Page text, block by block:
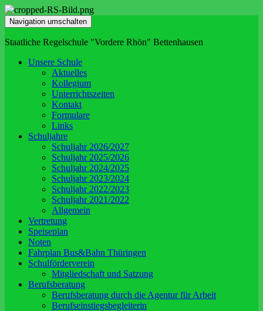
Navigation umschalten
Staatliche Regelschule "Vordere Rhön" Bettenhausen
Unsere Schule
Aktuelles
Kollegium
Unterrichtszeiten
Kontakt
Formulare
Links
Schuljahre
Schuljahr 2026/2027
Schuljahr 2025/2026
Schuljahr 2024/2025
Schuljahr 2023/2024
Schuljahr 2022/2023
Schuljahr 2021/2022
Allgemein
Vertretung
Speiseplan
Noten
Fahrplan Bus&Bahn Thüringen
Schulförderverein
Mitgliedschaft und Satzung
Berufsberatung
Berufsberatung durch die Agentur für Arbeit
Berufseinstiegsbegleiterin